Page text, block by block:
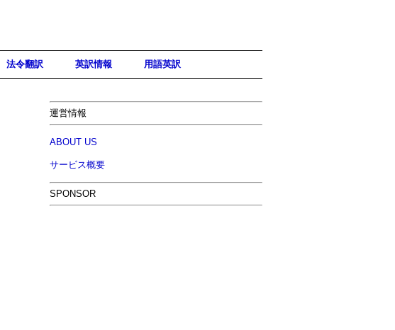
法令翻訳 英訳情報 用語英訳
運営情報
ABOUT US
サービス概要
SPONSOR